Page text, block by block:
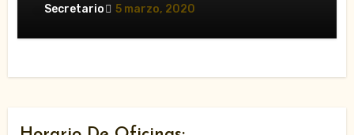
Secretario 5 marzo, 2020